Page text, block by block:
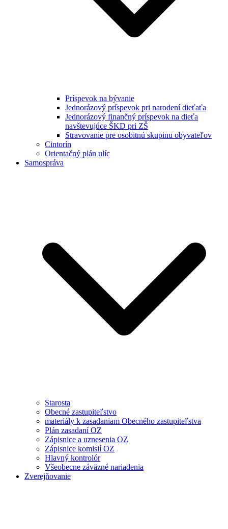
Príspevok na bývanie
Jednorázový príspevok pri narodení dieťaťa
Jednorázový finančný príspevok na dieťa
navštevujúce ŠKD pri ZŠ
Stravovanie pre osobitnú skupinu obyvateľov
Cintorín
Orientačný plán ulíc
Samospráva
Starosta
Obecné zastupiteľstvo
materiály k zasadaniam Obecného zastupiteľstva
Plán zasadaní OZ
Zápisnice a uznesenia OZ
Zápisnice komisií OZ
Hlavný kontrolór
Všeobecne záväzné nariadenia
Zverejňovanie